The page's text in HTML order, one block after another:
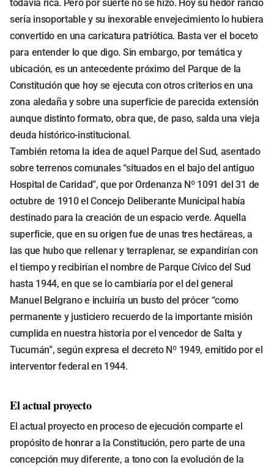
todavía rica. Pero por suerte no se hizo. Hoy su hedor rancio
sería insoportable y su inexorable envejecimiento lo hubiera
convertido en una caricatura patriótica. Basta ver el boceto
para entender lo que digo. Sin embargo, por temática y
ubicación, es un antecedente próximo del Parque de la
Constitución que hoy se ejecuta con otros criterios en una
zona aledaña y sobre una superficie de parecida extensión
aunque distinto formato, obra que, de paso, salda una vieja
deuda histórico-institucional.
También retoma la idea de aquel Parque del Sud, asentado
sobre terrenos comunales “situados en el bajo del antiguo
Hospital de Caridad”, que por Ordenanza Nº 1091 del 31 de
octubre de 1910 el Concejo Deliberante Municipal había
destinado para la creación de un espacio verde. Aquella
superficie, que en su origen fue de unas tres hectáreas, a
las que hubo que rellenar y terraplenar, se expandirían con
el tiempo y recibirían el nombre de Parque Cívico del Sud
hasta 1944, en que se lo cambiaría por el del general
Manuel Belgrano e incluiría un busto del prócer “como
permanente y justiciero recuerdo de la importante misión
cumplida en nuestra historia por el vencedor de Salta y
Tucumán”, según expresa el decreto Nº 1949, emitido por el
interventor federal en 1944.
El actual proyecto
El actual proyecto en proceso de ejecución comparte el
propósito de honrar a la Constitución, pero parte de una
concepción muy diferente, a tono con la evolución de la